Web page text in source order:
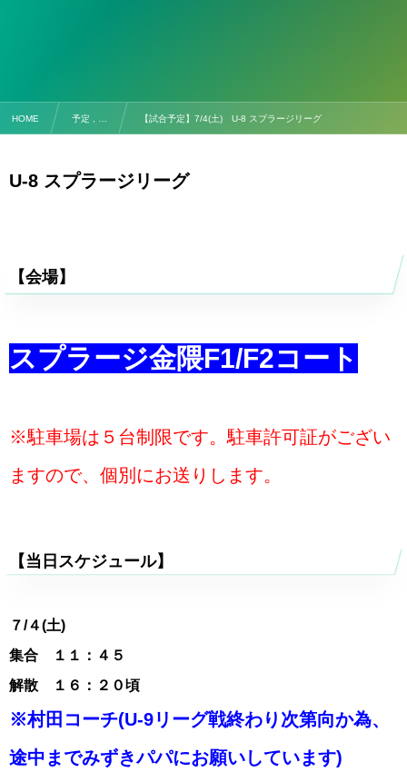
HOME 予定 , … 【試合予定】7/4(土) U-8 スプラージリーグ
U-8 スプラージリーグ
【会場】
スプラージ金隈F1/F2コート
※駐車場は５台制限です。駐車許可証がござい
ますので、個別にお送りします。
【当日スケジュール】
７/４(土)
集合 １１：４５
解散 １６：２０頃
※村田コーチ(U-9リーグ戦終わり次第向か為、
途中までみずきパパにお願いしています)